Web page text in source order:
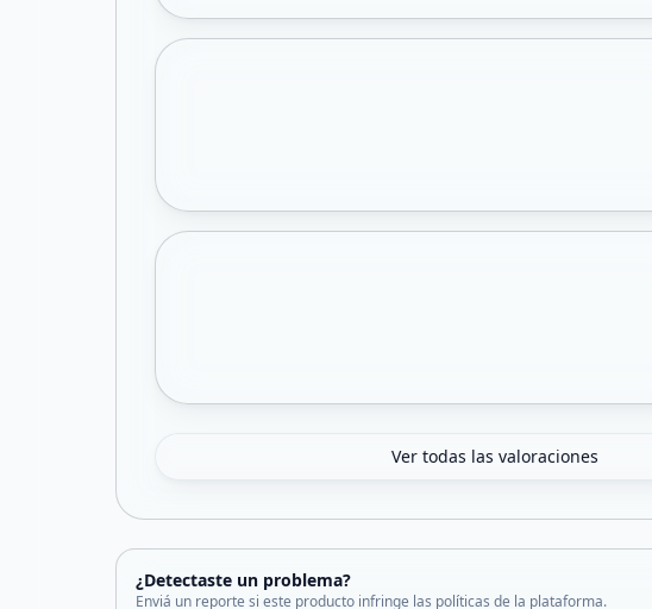
Ver todas las valoraciones
¿Detectaste un problema?
Enviá un reporte si este producto infringe las políticas de la plataforma.